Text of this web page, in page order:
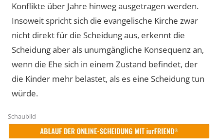
Schaubild
Konflikte über Jahre hinweg ausgetragen werden.
Insoweit spricht sich die evangelische Kirche zwar
nicht direkt für die Scheidung aus, erkennt die
Scheidung aber als unumgängliche Konsequenz an,
wenn die Ehe sich in einem Zustand befindet, der
die Kinder mehr belastet, als es eine Scheidung tun
würde.